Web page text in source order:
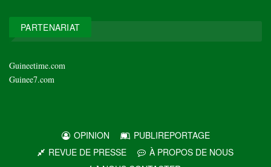
PARTENARIAT
Guineetime.com
Guinee7.com
OPINION
PUBLIREPORTAGE
REVUE DE PRESSE
À PROPOS DE NOUS